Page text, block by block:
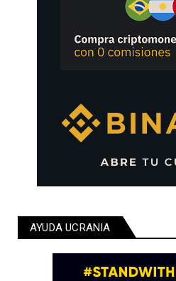
AYUDA UCRANIA